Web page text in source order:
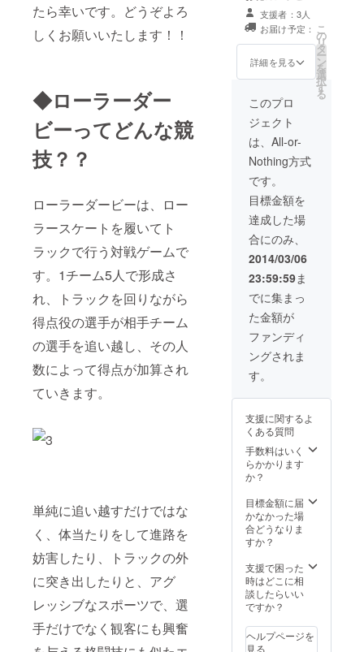
たら幸いです。どうぞよろ
しくお願いいたします！！
◆ローラーダー
ビーってどんな競
技？？
ローラーダービーは、ロー
ラースケートを履いてト
ラックで行う対戦ゲームで
す。1チーム5人で形成さ
れ、トラックを回りながら
得点役の選手が相手チーム
の選手を追い越し、その人
数によって得点が加算され
ていきます。
単純に追い越すだけではな
く、体当たりをして進路を
妨害したり、トラックの外
に突き出したりと、アグ
レッシブなスポーツで、選
手だけでなく観客にも興奮
ジ ・NINJAPAN
ROLLERSロゴ
デザインステッ
カー ・日本代表
応援ステッカー
ジナルTシャツ
（サイズはS・
M・L・XLより
お選び頂けま
す） ・選手があ
なたのために選
んだイギリスの
お土産をプレゼ
ント
支援者：3人
お届け予定：
詳細を見る
こ
の
リ
タ
ー
ン
を
選
択
す
る
このプロ
ジェクト
は、All-or-
Nothing方式
です。
目標金額を
達成した場
合にのみ、
2014/03/06
23:59:59ま
でに集まっ
た金額が
ファンディ
ングされま
す。
支援に関するよ
くある質問
手数料はいく
らかかります
か？
目標金額に届
かなかった場
合どうなりま
すか？
支援で困った
時はどこに相
談したらいい
ですか？
ヘルプページを
見る